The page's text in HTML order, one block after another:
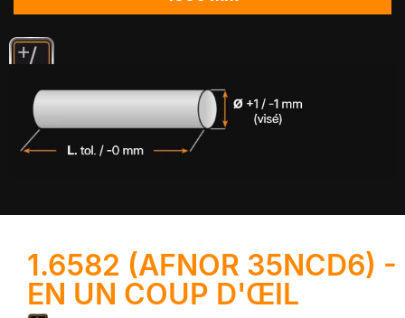
1.6582 (AFNOR 35NCD6) -
EN UN COUP D'ŒIL